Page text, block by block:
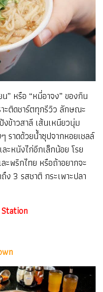
” หรือ “หมี่อาจง” ของกิน
ะติดชาร์ตทุกรีวิว ลักษณะ
ข้าวสาลี เส้นเหนียวนุ่ม
ราดด้วยน้ำซุปจากหอยเชลล์
ะหนังไก่อีกเล็กน้อย โรย
พริกไทย หรือถ้าอยากจะ
ง 3 รสชาติ กระเพาะปลา